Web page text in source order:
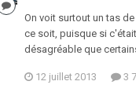
On voit surtout un tas
ce soit, puisque si
désagréable que
12 juillet 2013 3